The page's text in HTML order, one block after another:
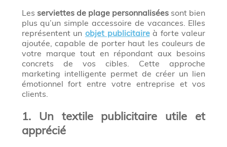
Les serviettes de plage personnalisées sont bien
plus qu’un simple accessoire de vacances. Elles
représentent un objet publicitaireà forte valeur
ajoutée, capable de porter haut les couleurs de
votre marque tout en répondant aux besoins
concrets de vos cibles. Cette approche
marketing intelligente permet de créer un lien
émotionnel fort entre votre entreprise et vos
clients.
1. Un textile publicitaire utile et
apprécié